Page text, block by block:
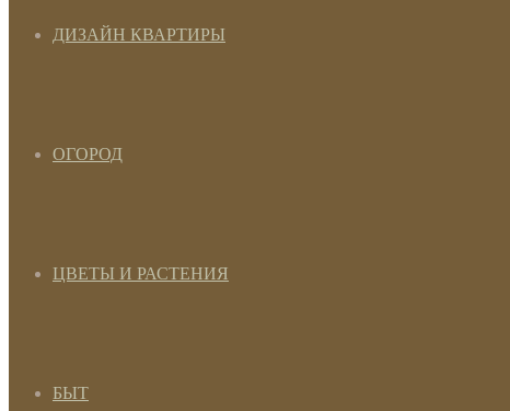
ДИЗАЙН КВАРТИРЫ
ОГОРОД
ЦВЕТЫ И РАСТЕНИЯ
БЫТ